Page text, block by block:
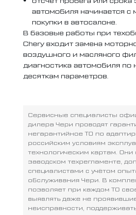
автомобиля начинается с
покупки в автосалоне.
В базовые работы при
Chery входит замена
воздушного и масляного
диагностика автомобиля по
десяткам параметров.
Сервисные специалисты
дилера Чери проводят
негарантийное ТО по
российским условиям
технологическим картам.
заводском техрегламенте,
специалистами с учётом
обслуживания Чери. В
позволяет при каждом ТО
выявлять даже не
неисправности,